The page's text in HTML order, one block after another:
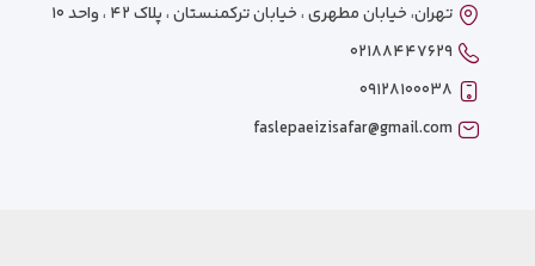
تهران، خیابان مطهری ، خیابان ترکمنستان ، پلاک ۴۲ ، واحد ۱۰
۰۲۱۸۸۴۴۷۶۲۹
۰۹۱۲۸۱۰۰۰۳۸
faslepaeizisafar@gmail.com